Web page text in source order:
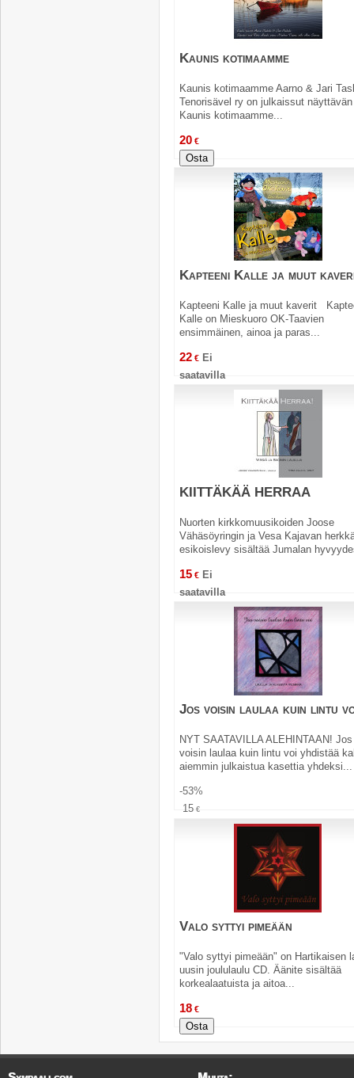
Kaunis kotimaamme
Kaunis kotimaamme Aarno & Jari
Tenorisävel ry on julkaissut näyttävän
Kaunis kotimaamme...
20€
Osta
Kapteeni Kalle ja muut
Kapteeni Kalle ja muut kaverit
Kalle on Mieskuoro OK-Taavien
ensimmäinen, ainoa ja paras...
22€ Ei
saatavilla
KIITTÄKÄÄ HERRAA
Nuorten kirkkomuusikoiden Joose
Vähäsöyringin ja Vesa Kajavan
esikoislevy sisältää Jumalan
15€ Ei
saatavilla
Jos voisin laulaa kuin lintu
NYT SAATAVILLA ALEHINTAAN! Jos
voisin laulaa kuin lintu voi yhdistää
aiemmin julkaistua kasettia yhdeksi...
-53%
15€
Valo syttyi pimeään
"Valo syttyi pimeään" on Hartikaisen
uusin joululaulu CD. Äänite sisältää
korkealaatuista ja aitoa...
18€
Osta